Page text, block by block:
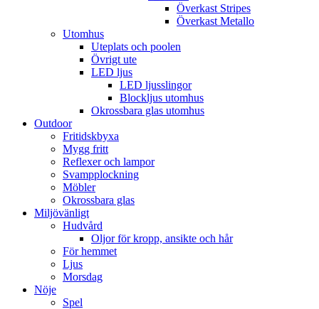
Överkast Stripes
Överkast Metallo
Utomhus
Uteplats och poolen
Övrigt ute
LED ljus
LED ljusslingor
Blockljus utomhus
Okrossbara glas utomhus
Outdoor
Fritidskbyxa
Mygg fritt
Reflexer och lampor
Svampplockning
Möbler
Okrossbara glas
Miljövänligt
Hudvård
Oljor för kropp, ansikte och hår
För hemmet
Ljus
Morsdag
Nöje
Spel